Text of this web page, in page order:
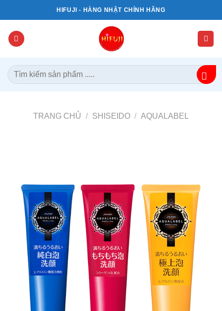
qua
dung
HIFUJI - HÀNG NHẬT CHÍNH HÃNG
Tìm
kiếm:
TRANG CHỦ / SHISEIDO / AQUALABEL